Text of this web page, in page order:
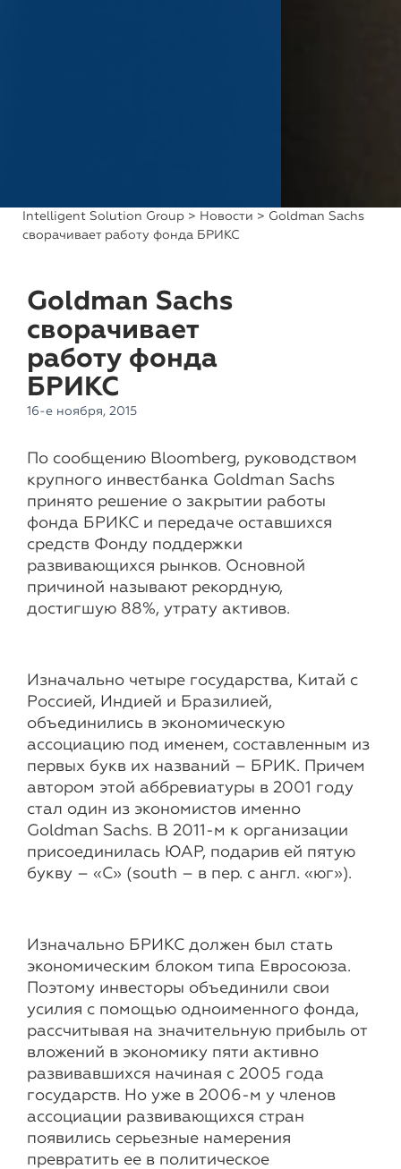
Intelligent Solution Group > Новости > Goldman Sachs
сворачивает работу фонда БРИКС
Goldman Sachs
сворачивает
работу фонда
БРИКС
16-е ноября, 2015
По сообщению Bloomberg, руководством
крупного инвестбанка Goldman Sachs
принято решение о закрытии работы
фонда БРИКС и передаче оставшихся
средств Фонду поддержки
развивающихся рынков. Основной
причиной называют рекордную,
достигшую 88%, утрату активов.
Изначально четыре государства, Китай с
Россией, Индией и Бразилией,
объединились в экономическую
ассоциацию под именем, составленным из
первых букв их названий – БРИК. Причем
автором этой аббревиатуры в 2001 году
стал один из экономистов именно
Goldman Sachs. В 2011-м к организации
присоединилась ЮАР, подарив ей пятую
букву – «С» (south – в пер. с англ. «юг»).
Изначально БРИКС должен был стать
экономическим блоком типа Евросоюза.
Поэтому инвесторы объединили свои
усилия с помощью одноименного фонда,
рассчитывая на значительную прибыль от
вложений в экономику пяти активно
развивавшихся начиная с 2005 года
государств. Но уже в 2006-м у членов
ассоциации развивающихся стран
появились серьезные намерения
превратить ее в политическое